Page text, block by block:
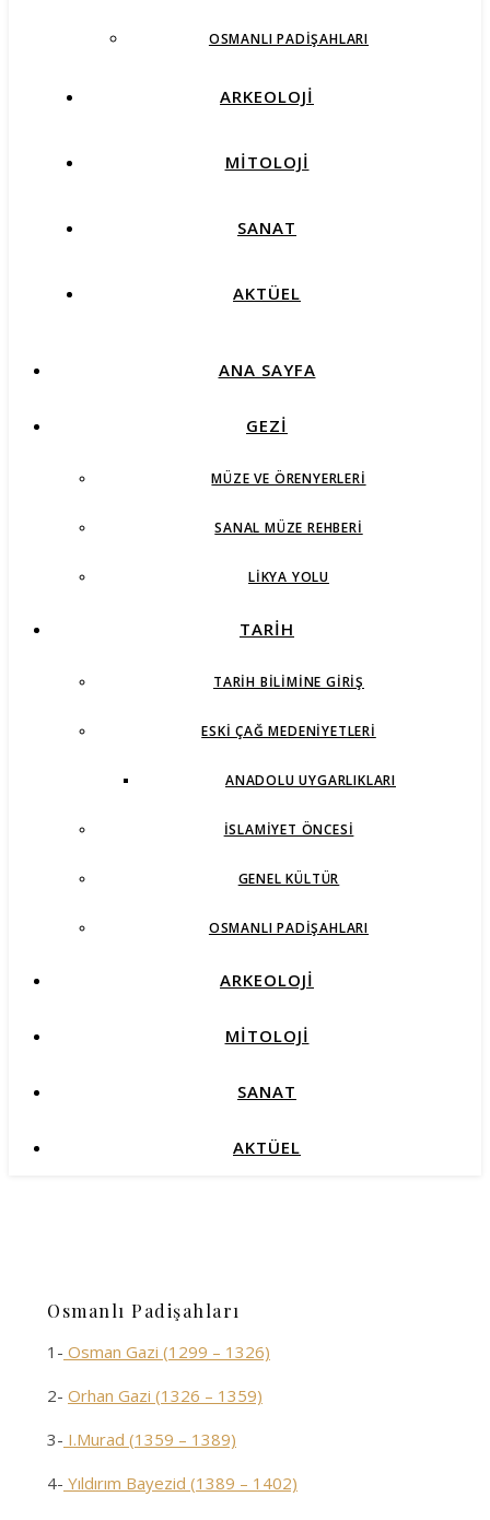
OSMANLI PADIŞAHLARI
ARKEOLOJİ
MİTOLOJİ
SANAT
AKTÜEL
ANA SAYFA
GEZİ
MÜZE VE ÖRENYERLERI
SANAL MÜZE REHBERI
LIKYA YOLU
TARİH
TARIH BILIMINE GIRIŞ
ESKI ÇAĞ MEDENIYETLERI
ANADOLU UYGARLIKLARI
İSLAMIYET ÖNCESI
GENEL KÜLTÜR
OSMANLI PADIŞAHLARI
ARKEOLOJİ
MİTOLOJİ
SANAT
AKTÜEL
Osmanlı Padişahları
1- Osman Gazi (1299 – 1326)
2- Orhan Gazi (1326 – 1359)
3- I.Murad (1359 – 1389)
4- Yıldırım Bayezid (1389 – 1402)